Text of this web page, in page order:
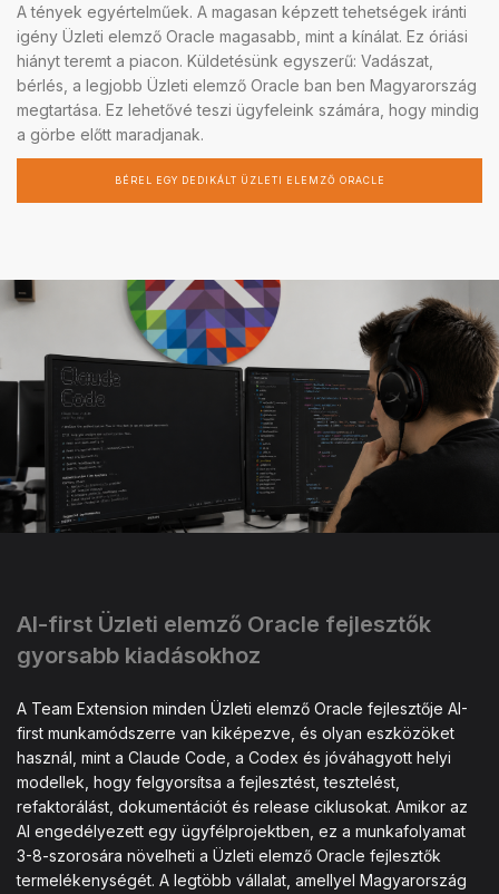
A tények egyértelműek. A magasan képzett tehetségek iránti
igény Üzleti elemző Oracle magasabb, mint a kínálat. Ez óriási
hiányt teremt a piacon. Küldetésünk egyszerű: Vadászat,
bérlés, a legjobb Üzleti elemző Oracle ban ben Magyarország
megtartása. Ez lehetővé teszi ügyfeleink számára, hogy mindig
a görbe előtt maradjanak.
BÉREL EGY DEDIKÁLT ÜZLETI ELEMZŐ ORACLE
AI-first Üzleti elemző Oracle fejlesztők
gyorsabb kiadásokhoz
A Team Extension minden Üzleti elemző Oracle fejlesztője AI-
first munkamódszerre van kiképezve, és olyan eszközöket
használ, mint a Claude Code, a Codex és jóváhagyott helyi
modellek, hogy felgyorsítsa a fejlesztést, tesztelést,
refaktorálást, dokumentációt és release ciklusokat. Amikor az
AI engedélyezett egy ügyfélprojektben, ez a munkafolyamat
3-8-szorosára növelheti a Üzleti elemző Oracle fejlesztők
termelékenységét. A legtöbb vállalat, amellyel Magyarország